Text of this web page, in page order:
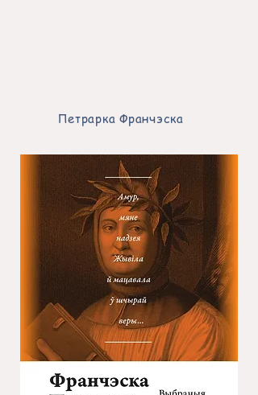
Петрарка Франчэска